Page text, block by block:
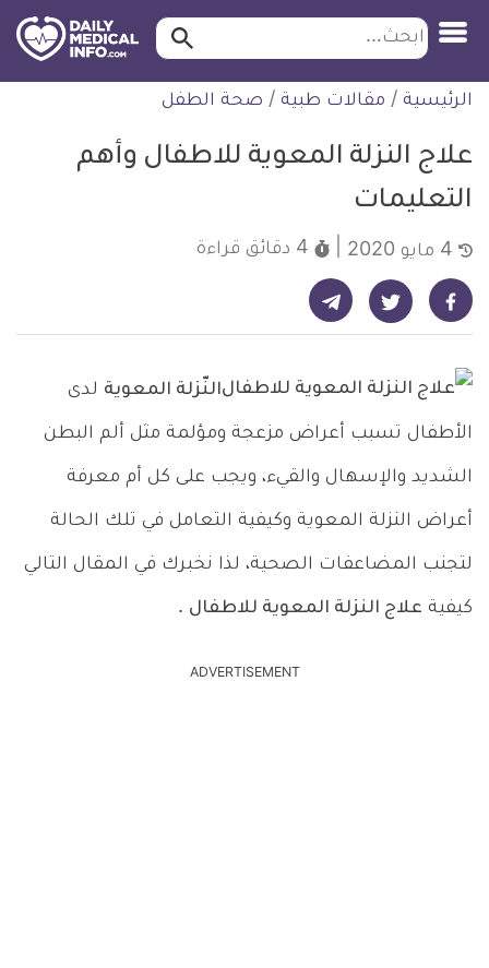
التخطي
للمحتوى
ابحث ابحث…
الرئيسية / مقالات طبية / صحة الطفل
علاج النزلة المعوية للاطفال وأهم
التعليمات
4 دقائق قراءة
شارك على فيسبوك - ديلي ميديكال انفو شارك على تويتر - ديلي ميديكال انفو شارك على تيليجرام - ديلي ميديكال انفو
النّزلة المعوية لدى
الأطفال تسبب أعراض مزعجة ومؤلمة مثل ألم البطن
الشديد والإسهال والقيء، ويجب على كل أم معرفة
أعراض النزلة المعوية وكيفية التعامل في تلك الحالة
لتجنب المضاعفات الصحية، لذا نخبرك في المقال التالي
كيفية علاج النزلة المعوية للاطفال .
ADVERTISEMENT